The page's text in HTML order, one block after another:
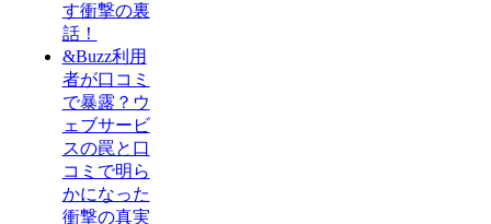
す衝撃の裏
話！
&Buzz利用
者が口コミ
で暴露？ウ
ェブサービ
スの罠と口
コミで明ら
かになった
衝撃の真実